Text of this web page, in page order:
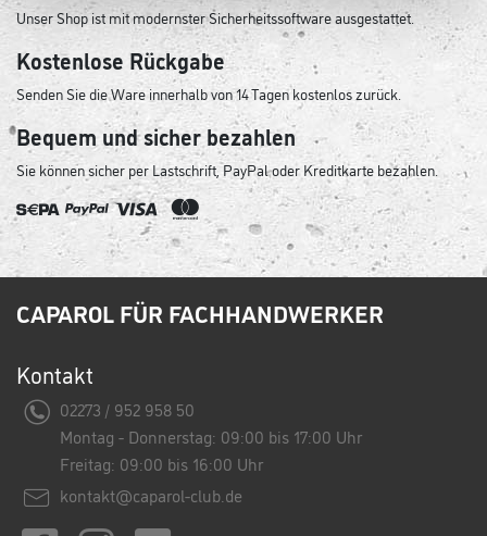
Unser Shop ist mit modernster Sicherheitssoftware ausgestattet.
Kostenlose Rückgabe
Senden Sie die Ware innerhalb von 14 Tagen kostenlos zurück.
Bequem und sicher bezahlen
Sie können sicher per Lastschrift, PayPal oder Kreditkarte bezahlen.
CAPAROL FÜR FACHHANDWERKER
Kontakt
02273 / 952 958 50
Montag - Donnerstag: 09:00 bis 17:00 Uhr
Freitag: 09:00 bis 16:00 Uhr
kontakt@caparol-club.de